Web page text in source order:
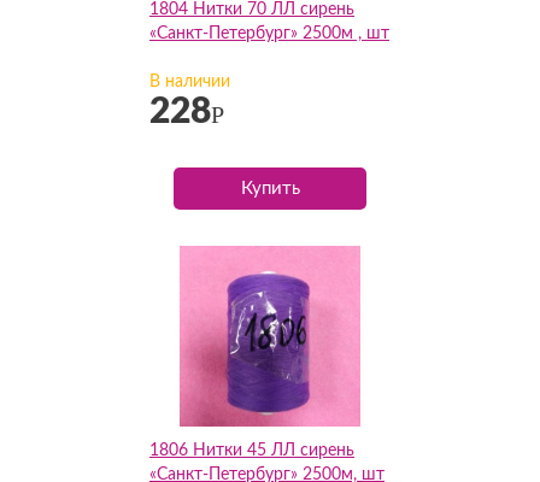
1804 Нитки 70 ЛЛ сирень
«Санкт-Петербург» 2500м , шт
В наличии
228Р
Купить
1806 Нитки 45 ЛЛ сирень
«Санкт-Петербург» 2500м, шт